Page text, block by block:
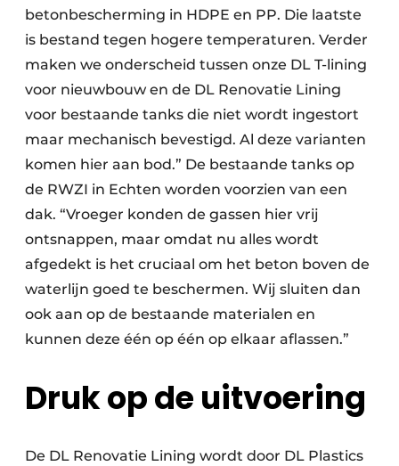
betonbescherming in HDPE en PP. Die laatste
is bestand tegen hogere temperaturen. Verder
maken we onderscheid tussen onze DL T-lining
voor nieuwbouw en de DL Renovatie Lining
voor bestaande tanks die niet wordt ingestort
maar mechanisch bevestigd. Al deze varianten
komen hier aan bod.” De bestaande tanks op
de RWZI in Echten worden voorzien van een
dak. “Vroeger konden de gassen hier vrij
ontsnappen, maar omdat nu alles wordt
afgedekt is het cruciaal om het beton boven de
waterlijn goed te beschermen. Wij sluiten dan
ook aan op de bestaande materialen en
kunnen deze één op één op elkaar aflassen.”
Druk op de uitvoering
De DL Renovatie Lining wordt door DL Plastics